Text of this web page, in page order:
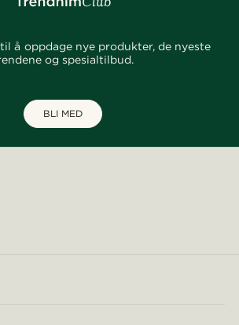
å oppdage nye produkter, de nyeste
og spesialtilbud.
BLI MED